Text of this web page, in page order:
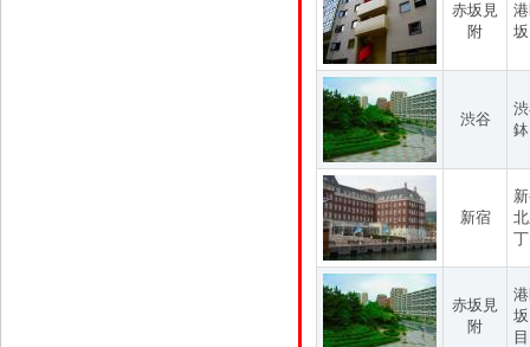
赤坂見
附
渋谷
新宿
赤坂見
附
目